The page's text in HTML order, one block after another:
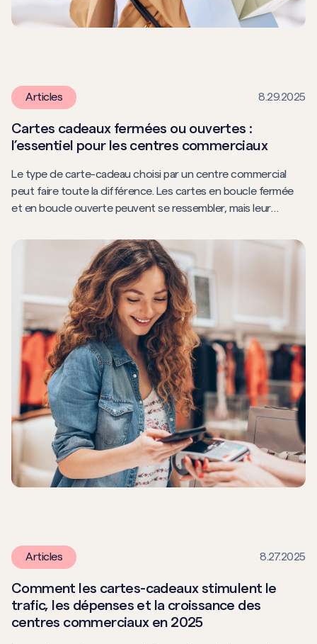
Articles 8.29.2025
Cartes cadeaux fermées ou ouvertes :
l’essentiel pour les centres commerciaux
Le type de carte-cadeau choisi par un centre commercial
peut faire toute la différence. Les cartes en boucle fermée
et en boucle ouverte peuvent se ressembler, mais leur
distinction et montre pourquoi les programmes en circuit
fermé offrent souvent une plus grande valeur à long terme.
Articles 8.27.2025
Comment les cartes-cadeaux stimulent le
trafic, les dépenses et la croissance des
centres commerciaux en 2025